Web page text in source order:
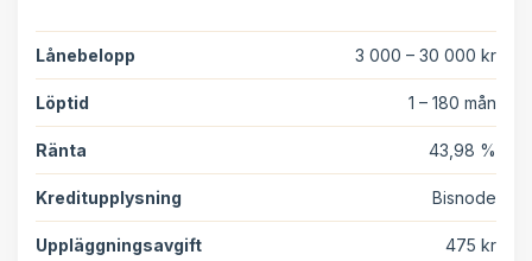
Lånebelopp 3 000 – 30 000 kr
Löptid 1 – 180 mån
Ränta 43,98 %
Kreditupplysning Bisnode
Uppläggningsavgift 475 kr